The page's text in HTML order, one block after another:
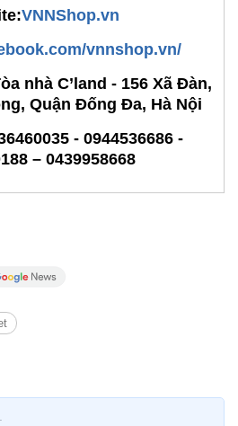
VNNShop.vn
vnnshop.vn/
nhà C’land - 156 Xã Đàn,
Quận Đống Đa, Hà Nội
- 0944536686 -
– 0439958668